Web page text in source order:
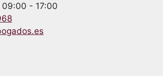
09:00 - 17:00